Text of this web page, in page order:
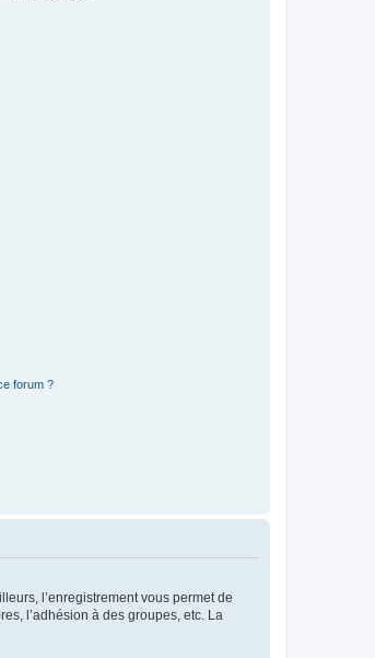
forum ?
l’enregistrement vous permet de
l’adhésion à des groupes, etc. La